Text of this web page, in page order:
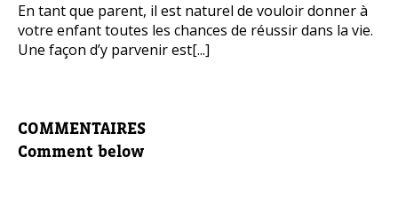
En tant que parent, il est naturel de vouloir donner à
votre enfant toutes les chances de réussir dans la vie.
Une façon d’y parvenir est[...]
COMMENTAIRES
Comment below